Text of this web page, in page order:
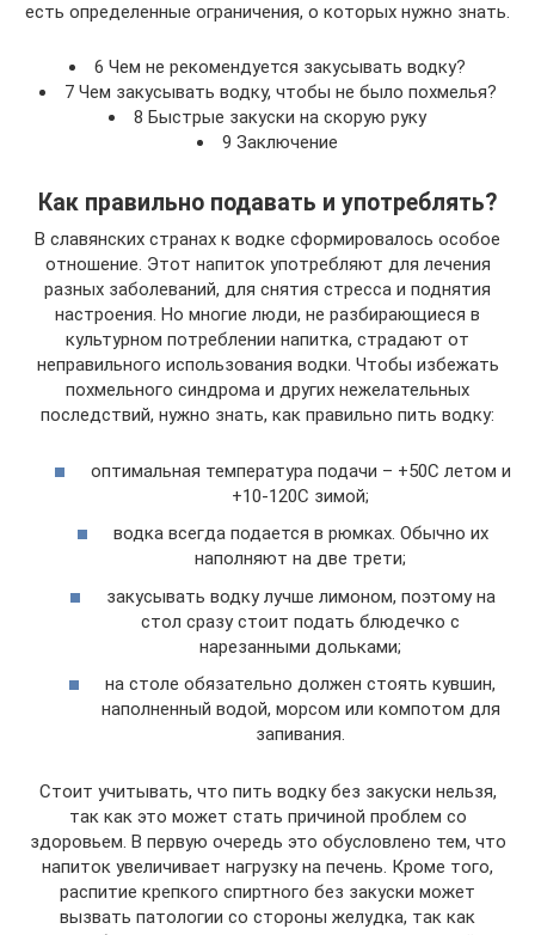
есть определенные ограничения, о которых нужно знать.
6 Чем не рекомендуется закусывать водку?
7 Чем закусывать водку, чтобы не было похмелья?
8 Быстрые закуски на скорую руку
9 Заключение
Как правильно подавать и употреблять?
В славянских странах к водке сформировалось особое
отношение. Этот напиток употребляют для лечения
разных заболеваний, для снятия стресса и поднятия
настроения. Но многие люди, не разбирающиеся в
культурном потреблении напитка, страдают от
неправильного использования водки. Чтобы избежать
похмельного синдрома и других нежелательных
последствий, нужно знать, как правильно пить водку:
оптимальная температура подачи – +50С летом и
+10-120С зимой;
водка всегда подается в рюмках. Обычно их
наполняют на две трети;
закусывать водку лучше лимоном, поэтому на
стол сразу стоит подать блюдечко с
нарезанными дольками;
на столе обязательно должен стоять кувшин,
наполненный водой, морсом или компотом для
запивания.
Стоит учитывать, что пить водку без закуски нельзя,
так как это может стать причиной проблем со
здоровьем. В первую очередь это обусловлено тем, что
напиток увеличивает нагрузку на печень. Кроме того,
распитие крепкого спиртного без закуски может
вызвать патологии со стороны желудка, так как